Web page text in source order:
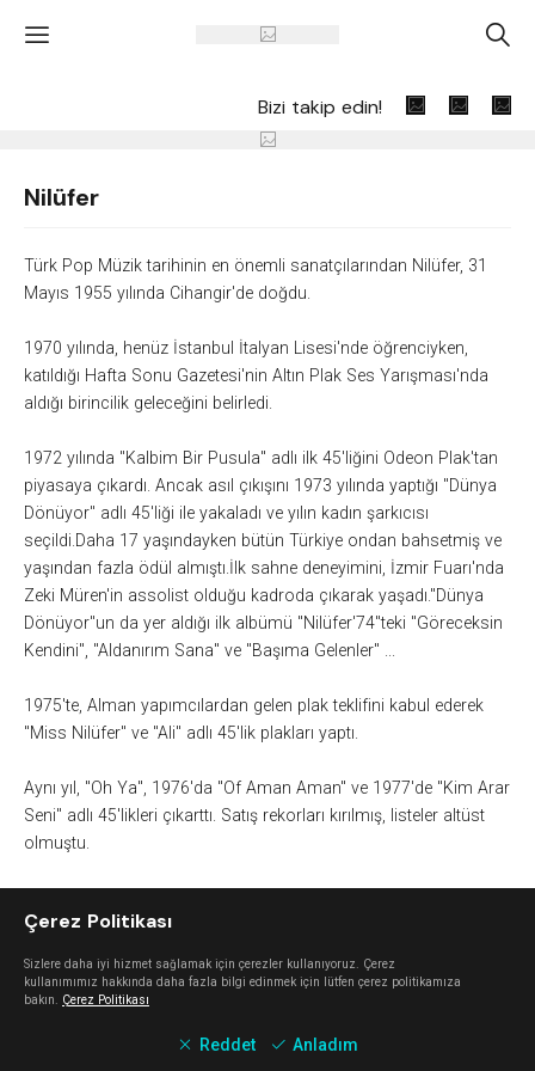
' A
Bizi takip edin!
Nilüfer
Türk Pop Müzik tarihinin en önemli sanatçılarından Nilüfer, 31
Mayıs 1955 yılında Cihangir'de doğdu.
1970 yılında, henüz İstanbul İtalyan Lisesi'nde öğrenciyken,
katıldığı Hafta Sonu Gazetesi'nin Altın Plak Ses Yarışması'nda
aldığı birincilik geleceğini belirledi.
1972 yılında "Kalbim Bir Pusula" adlı ilk 45'liğini Odeon Plak'tan
piyasaya çıkardı. Ancak asıl çıkışını 1973 yılında yaptığı "Dünya
Dönüyor" adlı 45'liği ile yakaladı ve yılın kadın şarkıcısı
seçildi.Daha 17 yaşındayken bütün Türkiye ondan bahsetmiş ve
yaşından fazla ödül almıştı.İlk sahne deneyimini, İzmir Fuarı'nda
Zeki Müren'in assolist olduğu kadroda çıkarak yaşadı."Dünya
Dönüyor"un da yer aldığı ilk albümü "Nilüfer'74"teki "Göreceksin
Kendini", "Aldanırım Sana" ve "Başıma Gelenler" ...
1975'te, Alman yapımcılardan gelen plak teklifini kabul ederek
"Miss Nilüfer" ve "Ali" adlı 45'lik plakları yaptı.
Aynı yıl, "Oh Ya", 1976'da "Of Aman Aman" ve 1977'de "Kim Arar
Seni" adlı 45'likleri çıkarttı. Satış rekorları kırılmış, listeler altüst
olmuştu.
Eurovision Şarkı Yarışması'nda temsil etti. Aynı yıl, "Nilüfer
çekti.
"Nilüfer'79", "Nilüfer'80" ve "Sensiz Olmaz" adlı albümlerini,
Çerez Politikası
Sizlere daha iyi hizmet sağlamak için çerezler kullanıyoruz. Çerez
kullanımımız hakkında daha fazla bilgi edinmek için lütfen çerez politikamıza
bakın. Çerez Politikası
Reddet Anladım